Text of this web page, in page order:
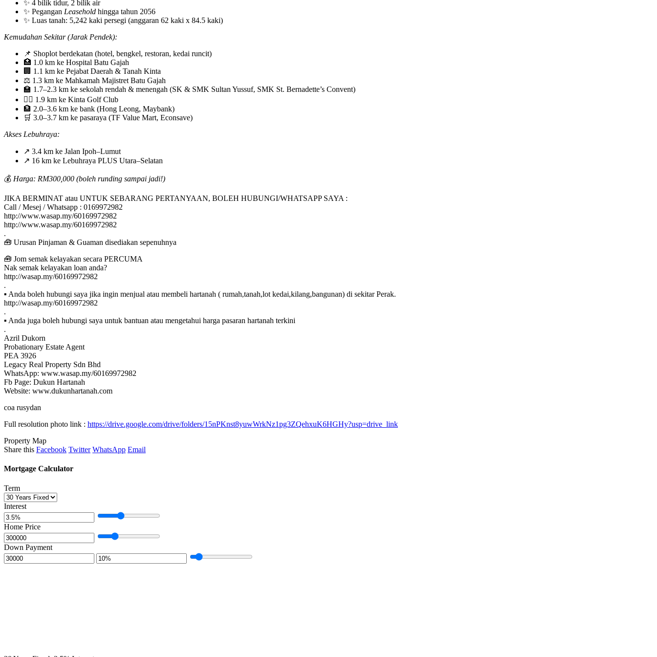
✨ 4 bilik tidur, 2 bilik air
✨ Pegangan Leasehold hingga tahun 2056
✨ Luas tanah: 5,242 kaki persegi (anggaran 62 kaki x 84.5 kaki)
Kemudahan Sekitar (Jarak Pendek):
📌 Shoplot berdekatan (hotel, bengkel, restoran, kedai runcit)
🏥 1.0 km ke Hospital Batu Gajah
🏢 1.1 km ke Pejabat Daerah & Tanah Kinta
⚖️ 1.3 km ke Mahkamah Majistret Batu Gajah
🏫 1.7–2.3 km ke sekolah rendah & menengah (SK & SMK Sultan Yussuf, SMK St. Bernadette’s Convent)
🏌️‍♂️ 1.9 km ke Kinta Golf Club
🏦 2.0–3.6 km ke bank (Hong Leong, Maybank)
🛒 3.0–3.7 km ke pasaraya (TF Value Mart, Econsave)
Akses Lebuhraya:
↗️ 3.4 km ke Jalan Ipoh–Lumut
↗️ 16 km ke Lebuhraya PLUS Utara–Selatan
💰 Harga: RM300,000 (boleh runding sampai jadi!)
JIKA BERMINAT atau UNTUK SEBARANG PERTANYAAN, BOLEH HUBUNGI/WHATSAPP SAYA :
Call / Mesej / Whatsapp : 0169972982
http://www.wasap.my/60169972982
http://www.wasap.my/60169972982
.
🧰 Urusan Pinjaman & Guaman disediakan sepenuhnya
🧰 Jom semak kelayakan secara PERCUMA
Nak semak kelayakan loan anda?
http://wasap.my/60169972982
.
▪ Anda boleh hubungi saya jika ingin menjual atau membeli hartanah ( rumah,tanah,lot kedai,kilang,bangunan) di sekitar Perak.
http://wasap.my/60169972982
.
▪ Anda juga boleh hubungi saya untuk bantuan atau mengetahui harga pasaran hartanah terkini
.
Azril Dukorn
Probationary Estate Agent
PEA 3926
Legacy Real Property Sdn Bhd
WhatsApp: www.wasap.my/60169972982
Fb Page: Dukun Hartanah
Website: www.dukunhartanah.com
coa rusydan
Full resolution photo link : https://drive.google.com/drive/folders/15nPKnst8yuwWrkNz1pg3ZQehxuK6HGHy?usp=drive_link
Property Map
Share this Facebook Twitter WhatsApp Email
Mortgage Calculator
Term
Interest
Home Price
Down Payment